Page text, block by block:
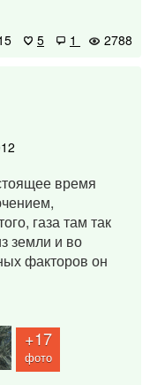
5 1 2788
время
газа там так
земли и во
факторов он
+17
фото